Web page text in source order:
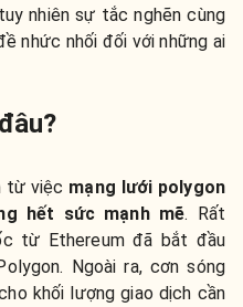
tuy nhiên sự tắc nghẽn cùng
nhức nhối đối với những ai
từ việc mạng lưới polygon
hết sức mạnh mẽ. Rất
từ Ethereum đã bắt đầu
Ngoài ra, cơn sóng
khối lượng giao dịch cần